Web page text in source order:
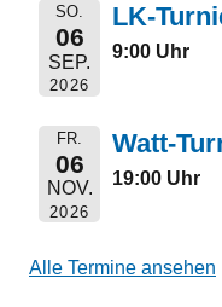
SO.
06
SEP.
2026
LK-
9:00 Uhr
FR.
06
NOV.
2026
Watt-
19:00 Uhr
Alle Termine ansehen